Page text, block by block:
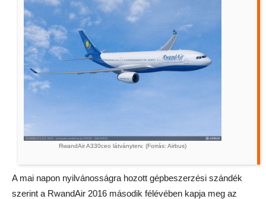
RwandAir A330ceo látványterv. (Forrás: Airbus)
A mai napon nyilvánosságra hozott gépbeszerzési szándék
szerint a RwandAir 2016 második félévében kapja meg az